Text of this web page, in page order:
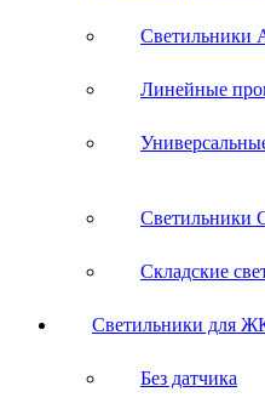
Светильники
Линейные
Светильники
Складские
Светильники для
Без датчика